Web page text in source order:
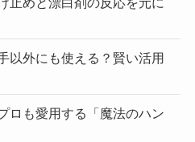
以外にも使える？賢い活用
ロも愛用する「魔法のハン